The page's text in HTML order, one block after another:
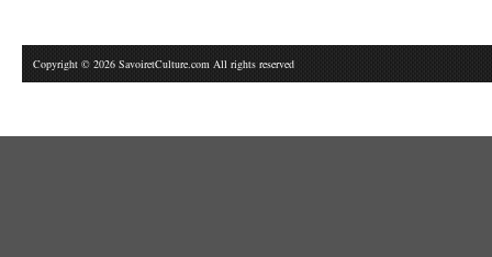
Copyright © 2026 SavoiretCulture.com All rights reserved